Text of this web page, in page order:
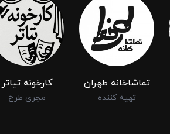
تماشاخانه طهران
تهیه کننده
کارخونه تیاتر
مجری طرح